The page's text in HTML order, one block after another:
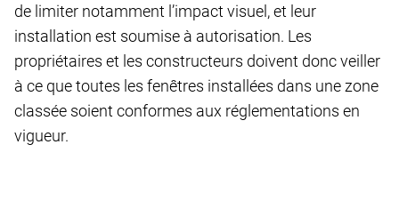
de limiter notamment l’impact visuel, et leur
installation est soumise à autorisation. Les
propriétaires et les constructeurs doivent donc veiller
à ce que toutes les fenêtres installées dans une zone
classée soient conformes aux réglementations en
vigueur.